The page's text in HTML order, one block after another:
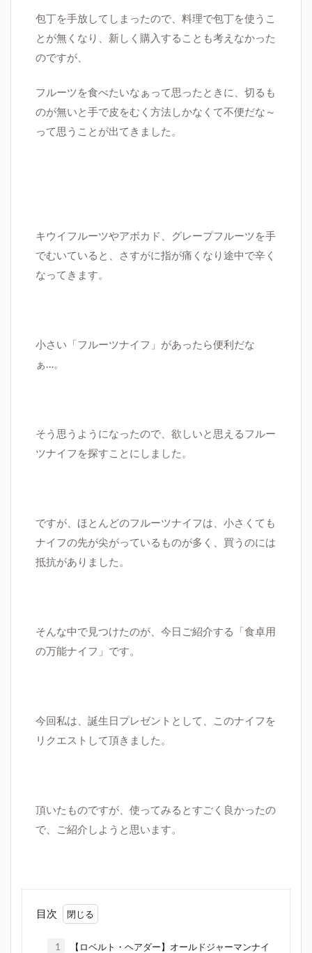
包丁を手放してしまったので、料理で包丁を使うこ
とが無くなり、新しく購入することも考えなかった
のですが、
フルーツを食べたいなぁって思ったときに、切るも
のが無いと手で皮をむく方法しかなくて不便だな～
って思うことが出てきました。
キウイフルーツやアボカド、グレープフルーツを手
でむいていると、さすがに指が痛くなり途中で辛く
なってきます。
小さい「フルーツナイフ」があったら便利だな
ぁ…。
そう思うようになったので、欲しいと思えるフルー
ツナイフを探すことにしました。
ですが、ほとんどのフルーツナイフは、小さくても
ナイフの先が尖がっているものが多く、買うのには
抵抗がありました。
そんな中で見つけたのが、今日ご紹介する「食卓用
の万能ナイフ」です。
今回私は、誕生日プレゼントとして、このナイフを
リクエストして頂きました。
頂いたものですが、使ってみるとすごく良かったの
で、ご紹介しようと思います。
目次
1
【ロベルト・ヘアダー】オールドジャーマンナイ